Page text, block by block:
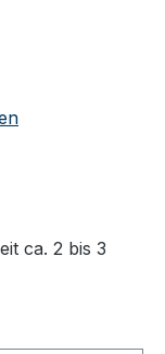
5 Sternen
ca. 2 bis 3